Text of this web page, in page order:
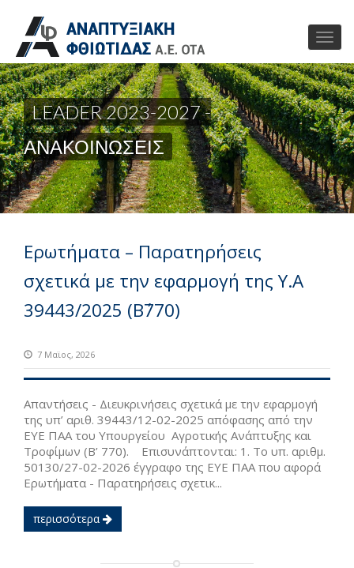
LEADER 2023-2027 -
ΑΝΑΚΟΙΝΩΣΕΙΣ
Ερωτήματα – Παρατηρήσεις
σχετικά με την εφαρμογή της Υ.Α
39443/2025 (Β΄770)
7 Μαϊος, 2026
Απαντήσεις - Διευκρινήσεις σχετικά με την εφαρμογή
της υπ’ αριθ. 39443/12-02-2025 απόφασης από την
ΕΥΕ ΠΑΑ του Υπουργείου Αγροτικής Ανάπτυξης και
Τροφίμων (B’ 770). Επισυνάπτονται: 1. Το υπ. αριθμ.
50130/27-02-2026 έγγραφο της ΕΥΕ ΠΑΑ που αφορά
Ερωτήματα - Παρατηρήσεις σχετικ...
περισσότερα